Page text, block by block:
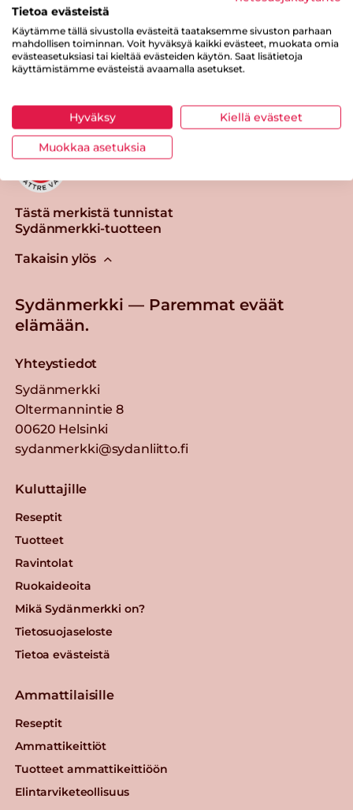
Tulosta sivu Jaa tuote
Tästä merkistä tunnistat
Sydänmerkki-tuotteen
Takaisin ylös
Sydänmerkki — Paremmat eväät
elämään.
Yhteystiedot
Sydänmerkki
Oltermannintie 8
00620 Helsinki
sydanmerkki@sydanliitto.fi
Kuluttajille
Reseptit
Tuotteet
Ravintolat
Ruokaideoita
Mikä Sydänmerkki on?
Tietosuojaseloste
Tietoa evästeistä
Ammattilaisille
Reseptit
Ammattikeittiöt
Tuotteet ammattikeittiöön
Elintarviketeollisuus
Tietoa evästeistä
Käytämme tällä sivustolla evästeitä taataksemme sivuston parhaan
mahdollisen toiminnan. Voit hyväksyä kaikki evästeet, muokata omia
evästeasetuksiasi tai kieltää evästeiden käytön. Saat lisätietoja
käyttämistämme evästeistä avaamalla asetukset.
Hyväksy Kiellä evästeet
Muokkaa asetuksia